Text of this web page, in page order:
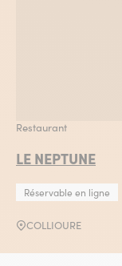
LE NEPTUNE
Restaurant
Réservable en ligne
COLLIOURE